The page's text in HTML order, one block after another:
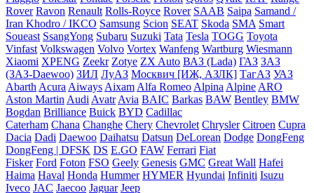
Rover Ravon Renault Rolls-Royce Rover SAAB Saipa Samand /
Iran Khodro / IKCO Samsung Scion SEAT Skoda SMA Smart
Soueast SsangYong Subaru Suzuki Tata Tesla TOGG Toyota
Vinfast Volkswagen Volvo Vortex Wanfeng Wartburg Wiesmann
Xiaomi XPENG Zeekr Zotye ZX Auto ВАЗ (Lada) ГАЗ ЗАЗ
(ЗАЗ-Daewoo) ЗИЛ ЛуАЗ Москвич [ИЖ, АЗЛК] ТагАЗ УАЗ
Abarth Acura Aiways Aixam Alfa Romeo Alpina Alpine ARO
Aston Martin Audi Avatr Avia BAIC Barkas BAW Bentley BMW
Bogdan Brilliance Buick BYD Cadillac
Caterham Chana Changhe Chery Chevrolet Chrysler Citroen Cupra
Dacia Dadi Daewoo Daihatsu Datsun DeLorean Dodge DongFeng
DongFeng | DFSK DS E.GO FAW Ferrari Fiat
Fisker Ford Foton FSO Geely Genesis GMC Great Wall Hafei
Haima Haval Honda Hummer HYMER Hyundai Infiniti Isuzu
Iveco JAC Jaecoo Jaguar Jeep